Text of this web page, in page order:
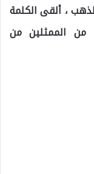
، ألقى الكلمة
من الممثلين من